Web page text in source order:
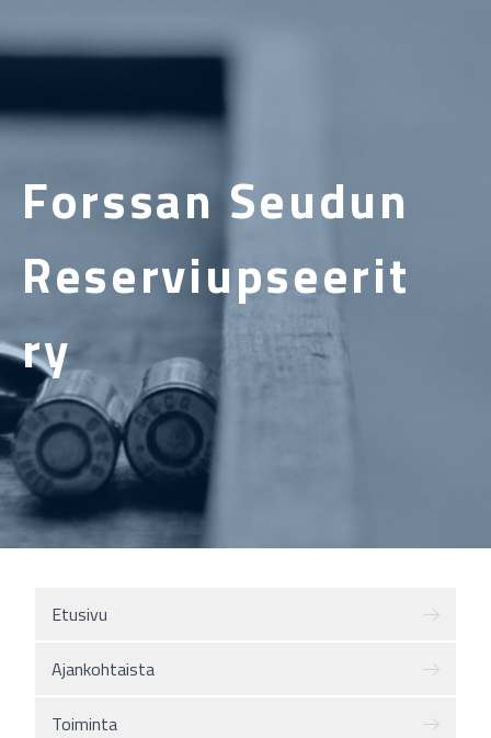
Forssan Seudun
Reserviupseerit
ry
Etusivu
Ajankohtaista
Toiminta